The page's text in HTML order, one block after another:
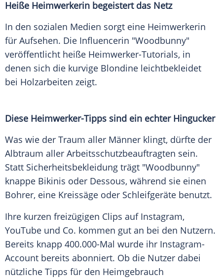
Heiße Heimwerkerin begeistert das Netz
In den sozialen Medien sorgt eine Heimwerkerin
für Aufsehen. Die Influencerin "Woodbunny"
veröffentlicht heiße Heimwerker-Tutorials, in
denen sich die kurvige Blondine leichtbekleidet
bei Holzarbeiten zeigt.
Diese Heimwerker-Tipps sind ein echter Hingucker
Was wie der Traum aller Männer klingt, dürfte der
Albtraum aller Arbeitsschutzbeauftragten sein.
Statt Sicherheitsbekleidung trägt "Woodbunny"
knappe Bikinis oder Dessous, während sie einen
Bohrer, eine Kreissäge oder Schleifgeräte benutzt.
Ihre kurzen freizügigen Clips auf Instagram,
YouTube und Co. kommen gut an bei den Nutzern.
Bereits knapp 400.000-Mal wurde ihr Instagram-
Account bereits abonniert. Ob die Nutzer dabei
nützliche Tipps für den Heimgebrauch